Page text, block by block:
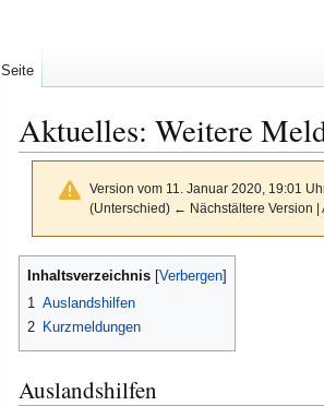
Aktuelles: Weitere
Version vom 11. Januar 2020, 19:01
(Unterschied) ← Nächstältere Version
Zur
Zur
Inhaltsverzeichnis
1 Auslandshilfen
2 Kurzmeldungen
Auslandshilfen
Seite